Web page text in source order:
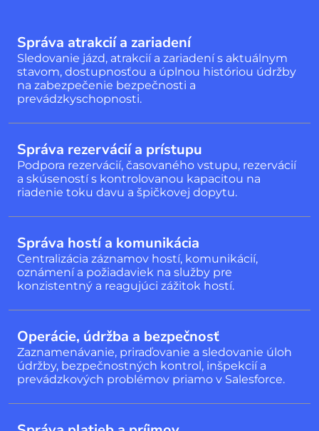
Správa atrakcií a zariadení
Sledovanie jázd, atrakcií a zariadení s aktuálnym
stavom, dostupnosťou a úplnou históriou údržby
na zabezpečenie bezpečnosti a
prevádzkyschopnosti.
Správa rezervácií a prístupu
Podpora rezervácií, časovaného vstupu, rezervácií
a skúseností s kontrolovanou kapacitou na
riadenie toku davu a špičkovej dopytu.
Správa hostí a komunikácia
Centralizácia záznamov hostí, komunikácií,
oznámení a požiadaviek na služby pre
konzistentný a reagujúci zážitok hostí.
Operácie, údržba a bezpečnosť
Zaznamenávanie, priraďovanie a sledovanie úloh
údržby, bezpečnostných kontrol, inšpekcií a
prevádzkových problémov priamo v Salesforce.